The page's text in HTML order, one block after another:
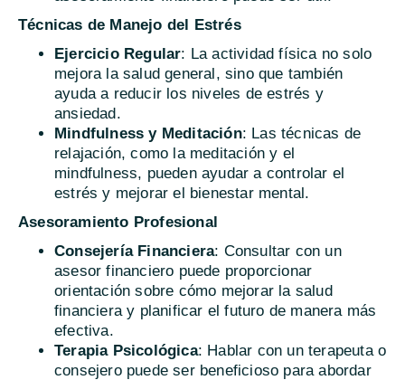
Técnicas de Manejo del Estrés
Ejercicio Regular: La actividad física no solo
mejora la salud general, sino que también
ayuda a reducir los niveles de estrés y
ansiedad.
Mindfulness y Meditación: Las técnicas de
relajación, como la meditación y el
mindfulness, pueden ayudar a controlar el
estrés y mejorar el bienestar mental.
Asesoramiento Profesional
Consejería Financiera: Consultar con un
asesor financiero puede proporcionar
orientación sobre cómo mejorar la salud
financiera y planificar el futuro de manera más
efectiva.
Terapia Psicológica: Hablar con un terapeuta o
consejero puede ser beneficioso para abordar